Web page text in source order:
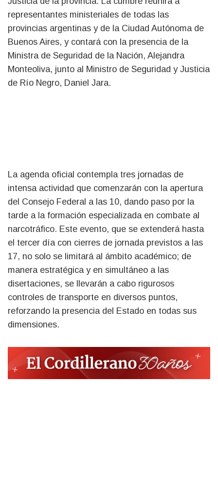
representantes ministeriales de todas las
provincias argentinas y de la Ciudad Autónoma de
Buenos Aires, y contará con la presencia de la
Ministra de Seguridad de la Nación, Alejandra
Monteoliva, junto al Ministro de Seguridad y Justicia
de Río Negro, Daniel Jara.
La agenda oficial contempla tres jornadas de
intensa actividad que comenzarán con la apertura
del Consejo Federal a las 10, dando paso por la
tarde a la formación especializada en combate al
narcotráfico. Este evento, que se extenderá hasta
el tercer día con cierres de jornada previstos a las
17, no solo se limitará al ámbito académico; de
manera estratégica y en simultáneo a las
disertaciones, se llevarán a cabo rigurosos
controles de transporte en diversos puntos,
reforzando la presencia del Estado en todas sus
dimensiones.